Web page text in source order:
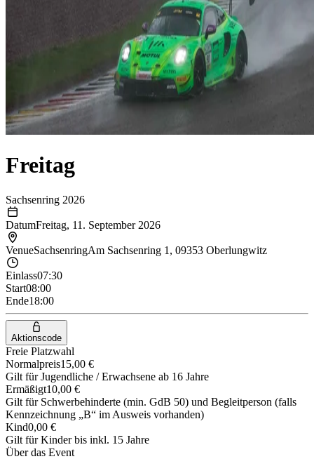
Freitag
Sachsenring 2026
DatumFreitag, 11. September 2026
VenueSachsenringAm Sachsenring 1, 09353 Oberlungwitz
Einlass07:30
Start08:00
Ende18:00
Aktionscode
Freie Platzwahl
Normalpreis15,00 €
Gilt für Jugendliche / Erwachsene ab 16 Jahre
Ermäßigt10,00 €
Gilt für Schwerbehinderte (min. GdB 50) und Begleitperson (falls
Kennzeichnung „B“ im Ausweis vorhanden)
Kind0,00 €
Gilt für Kinder bis inkl. 15 Jahre
Über das Event